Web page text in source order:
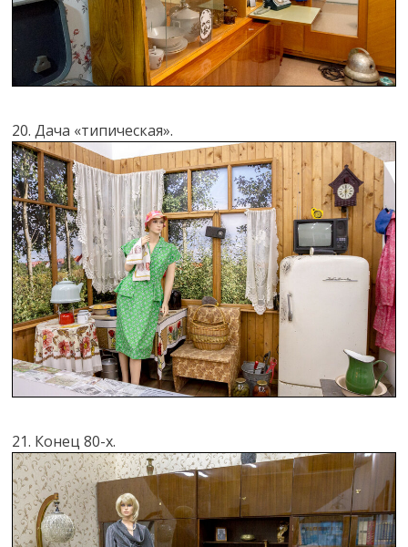
20. Дача «типическая».
21. Конец 80-х.